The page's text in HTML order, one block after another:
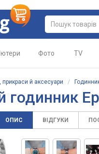
Фото TV
прикраси й аксесуари /
годинник
ОПИС ВІДГУКИ